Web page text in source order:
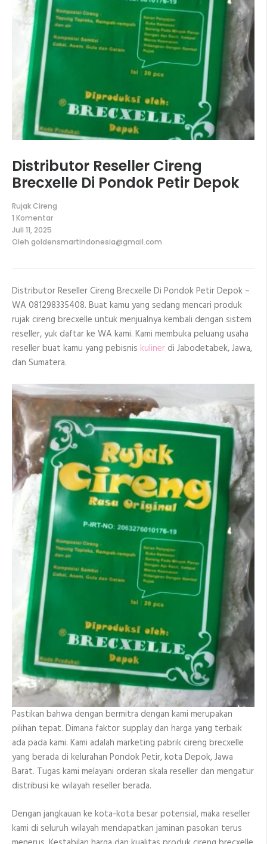
Distributor Reseller Cireng
Brecxelle Di Pondok Petir Depok
Rujak Cireng
1 Komentar
pada
Distributor
Reseller
Petir
Juli 11, 2025
Oleh goldensmartindonesia@gmail.com
Distributor Reseller Cireng Brecxelle Di Pondok Petir Depok –
WA 081298335408. Buat kamu yang sedang mencari produk
rujak cireng brecxelle untuk menjualnya kembali dengan sistem
reseller, yuk daftar ke WA kami. Kami membuka peluang usaha
reseller buat kamu yang pebisnis kuliner di Jabodetabek, Jawa,
dan Sumatera.
Pastikan bahwa dengan bermitra dengan kami merupakan
pilihan tepat. Dimana faktor supplay dan harga yang terbaik
ada pada kami. Kami adalah marketing pabrik cireng brecxelle
yang berada di kelurahan Pondok Petir, kota Depok, Jawa
Barat. Tugas kami melayani orderan skala reseller dan mengatur
distribusi ke wilayah reseller berada.
Dengan jangkauan ke kota-kota besar potensial, maka reseller
kami di seluruh wilayah mendapatkan jaminan pasokan terus